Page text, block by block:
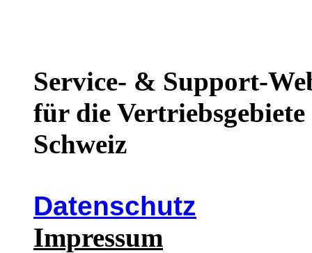
Service- & Support-
für die
Schweiz
Datenschutz
Impressum